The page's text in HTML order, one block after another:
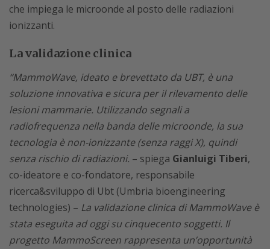
che impiega le microonde al posto delle radiazioni
ionizzanti.
La validazione clinica
“MammoWave, ideato e brevettato da UBT, è una
soluzione innovativa e sicura per il rilevamento delle
lesioni mammarie. Utilizzando segnali a
radiofrequenza nella banda delle microonde, la sua
tecnologia è non-ionizzante (senza raggi X), quindi
senza rischio di radiazioni. – spiega Gianluigi Tiberi,
co-ideatore e co-fondatore, responsabile
ricerca&sviluppo di Ubt (Umbria bioengineering
technologies) – La validazione clinica di MammoWave è
stata eseguita ad oggi su cinquecento soggetti. Il
progetto MammoScreen rappresenta un’opportunità